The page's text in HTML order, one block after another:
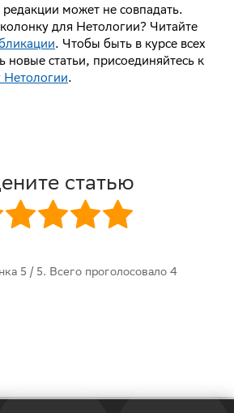
может не совпадать.
для Нетологии? Читайте
. Чтобы быть в курсе всех
новые статьи, присоединяйтесь к
Нетологии.
статью
5 / 5. Всего проголосовало 4